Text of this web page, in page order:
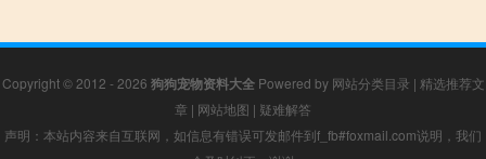
Copyright © 2012 - 2026 狗狗宠物资料大全Powered by 网站分类目录 | 精选推荐文
章 | 网站地图 | 疑难解答
声明：本站内容来自互联网，如信息有错误可发邮件到f_fb#foxmail.com说明，我们